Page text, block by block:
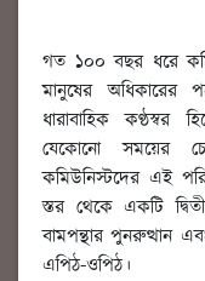
গত ১০০ বছর ধরে
মানুষের অধিকারের
ধারাবাহিক
যেকোনো সময়ের
কমিউনিস্টদের এই
স্তর থেকে একটি
বামপন্থার পুনরুত্থান
এপিঠ-ওপিঠ।